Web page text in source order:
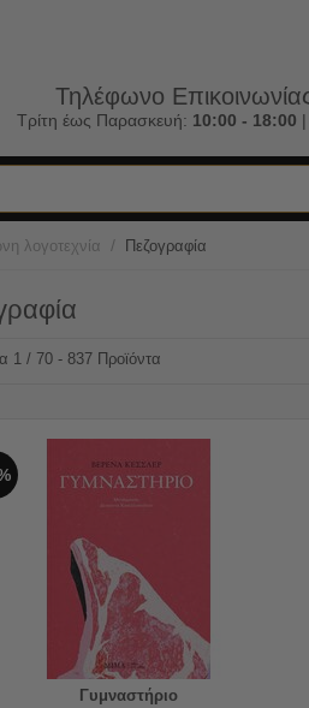
Τηλέφωνο
Τρίτη έως Παρασκευή: 10:00 - 18:00
λογοτεχνία / Πεζογραφία
1 / 70 - 837 Προϊόντα
Γυμναστήριο